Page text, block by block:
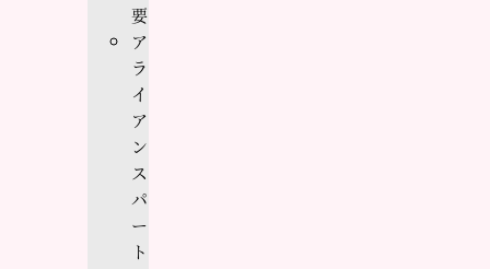
要
ア
ラ
イ
ア
ン
ス
パ
ー
ト